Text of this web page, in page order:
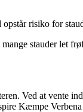
risiko for
stauder let
Ved at vente
Kæmpe